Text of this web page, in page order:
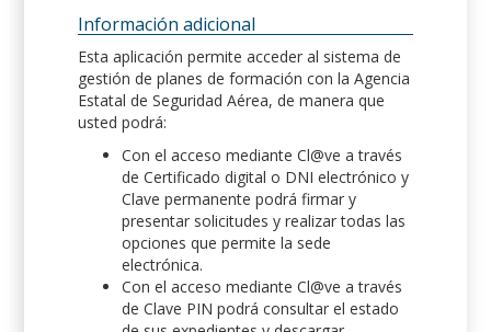
Información adicional
Esta aplicación permite acceder al sistema de
gestión de planes de formación con la Agencia
Estatal de Seguridad Aérea, de manera que
usted podrá:
Con el acceso mediante Cl@ve a través
de Certificado digital o DNI electrónico y
Clave permanente podrá firmar y
presentar solicitudes y realizar todas las
opciones que permite la sede
electrónica.
Con el acceso mediante Cl@ve a través
de Clave PIN podrá consultar el estado